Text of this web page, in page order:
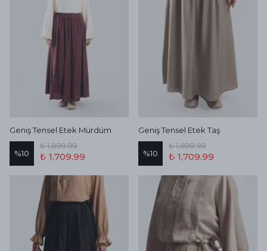
Geniş Tensel Etek Mürdüm
%10
₺ 1,899.99
₺ 1,709.99
Geniş Tensel Etek Taş
%10
₺ 1,899.99
₺ 1,709.99